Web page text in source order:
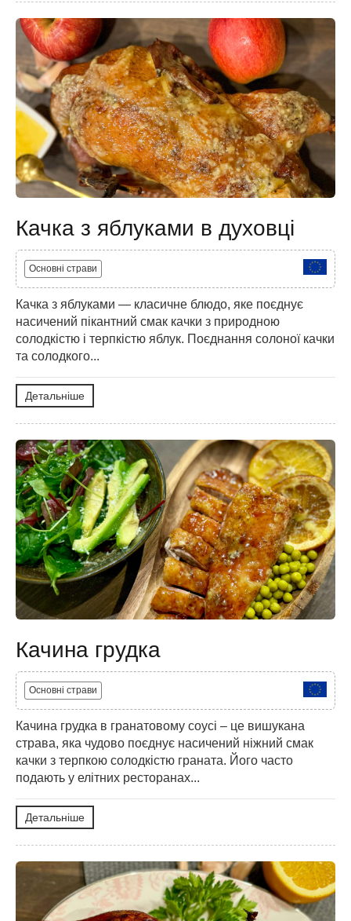
Качка з яблуками в духовці
Основні страви
Качка з яблуками — класичне блюдо, яке поєднує
насичений пікантний смак качки з природною
солодкістю і терпкістю яблук. Поєднання солоної качки
та солодкого...
Детальніше
Качина грудка
Основні страви
Качина грудка в гранатовому соусі – це вишукана
страва, яка чудово поєднує насичений ніжний смак
качки з терпкою солодкістю граната. Його часто
подають у елітних ресторанах...
Детальніше